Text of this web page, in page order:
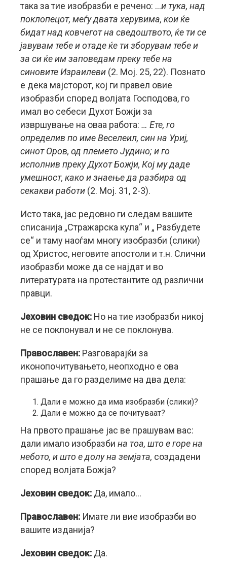
така за тие изобразби е речено: …и тука, над
поклопецот, меѓу двата херувима, кои ќе
бидат над ковчегот на сведоштвото, ќе ти се
јавувам тебе и отаде ќе ти зборувам тебе и
за си ќе им заповедам преку тебе на
синовите Израилеви (2. Moj. 25, 22). Познато
е дека мајсторот, кој ги правел овие
изобразби според волјата Господова, го
имал во себеси Духот Божји за
извршување на оваа работа: … Ете, го
определив по име Веселеил, син на Уриј,
синот Оров, од племето Јудино; и го
исполнив преку Духот Божји, Кој му даде
умешност, како и знаење да разбира од
секакви работи (2. Moj. 31, 2-3).
Исто така, јас редовно ги следам вашите
списанија „Стражарска кула“ и „ Разбудете
се“ и таму наоѓам многу изобразби (слики)
од Христос, неговите апостоли и т.н. Слични
изобразби може да се најдат и во
литературата на протестантите од различни
правци.
Јеховин сведок: Но на тие изобразби никој
не се поклонувал и не се поклонува.
Православен: Разговарајќи за
иконопочитувањето, неопходно е ова
прашање да го разделиме на два дела:
Дали е можно да има изобразби (слики)?
Дали е можно да се почитуваат?
На првото прашање јас ве прашувам вас:
дали имало изобразби на тоа, што е горе на
небото, и што е долу на земјата, создадени
според волјата Божја?
Јеховин сведок: Да, имало…
Православен: Имате ли вие изобразби во
вашите изданија?
Јеховин сведок: Да.